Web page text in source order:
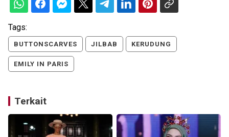
Tags:
BUTTONSCARVES JILBAB KERUDUNG
EMILY IN PARIS
Terkait